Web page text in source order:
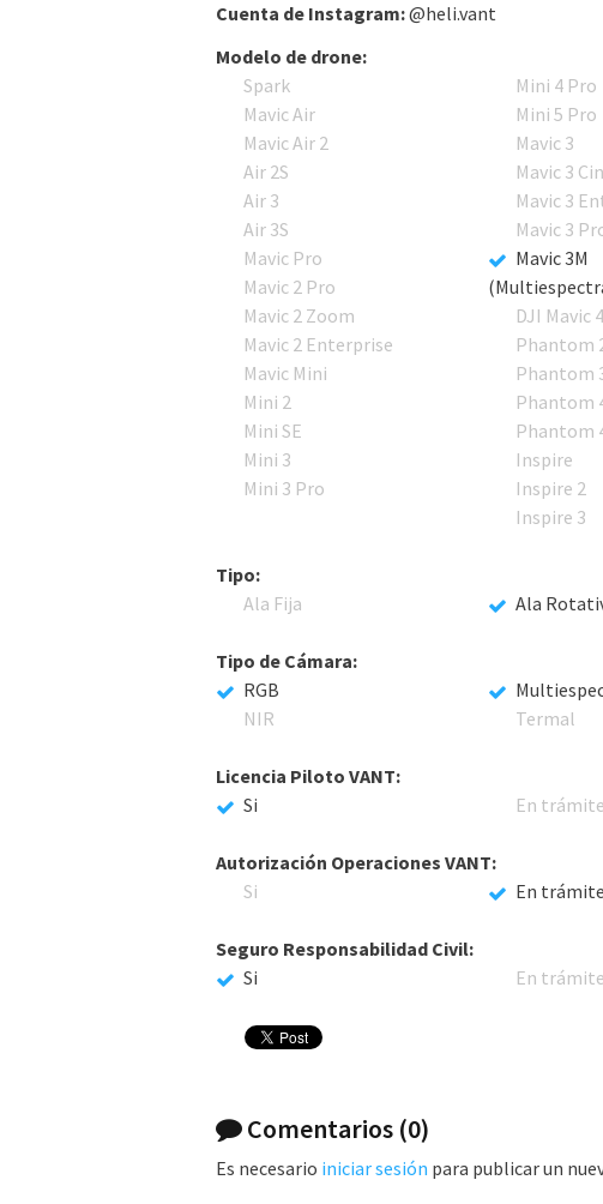
Cuenta de Instagram:@heli.vant
Modelo de drone:
Spark
Mavic Air
Mavic Air 2
Air 2S
Air 3
Air 3S
Mavic Pro
Mavic 2 Pro
Mavic 2 Zoom
Mavic 2 Enterprise
Mavic Mini
Mini 2
Mini SE
Mini 3
Mini 3 Pro
Mini 4 Pro
Mini 5 Pro
Mavic 3
Mavic 3
Mavic 3
Mavic 3
Mavic 3M
DJI Mavic
Phantom
Phantom
Phantom
Phantom
Inspire
Inspire 2
Inspire 3
Tipo:
Ala Fija
Ala
Tipo de Cámara:
RGB
NIR
Termal
Licencia Piloto VANT:
Si
En trámite
Autorización Operaciones VANT:
Si
En trámite
Seguro Responsabilidad Civil:
Si
En trámite
Comentarios (0)
Es necesario iniciar sesión para publicar un